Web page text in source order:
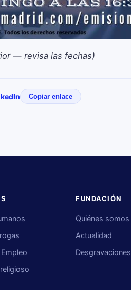
— revisa las fechas)
Copiar enlace
FUNDACIÓN
Quiénes somos
Actualidad
Desgravaciones